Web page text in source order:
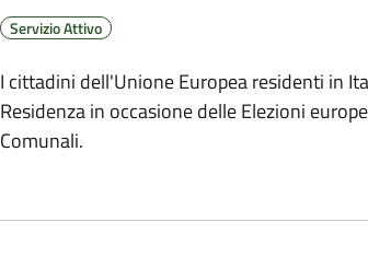
Servizio Attivo
I cittadini dell'Unione Europea residenti in
Residenza in occasione delle Elezioni
Comunali.